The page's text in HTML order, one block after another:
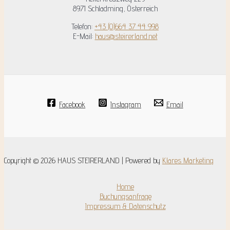
8971 Schladming, Österreich
Telefon: +43 (0)664 37 44 998
E-Mail: haus@steirerland.net
Facebook Instagram Email
Copyright © 2026 HAUS STEIRERLAND | Powered by Klares Marketing
Home
Buchungsanfrage
Impressum & Datenschutz